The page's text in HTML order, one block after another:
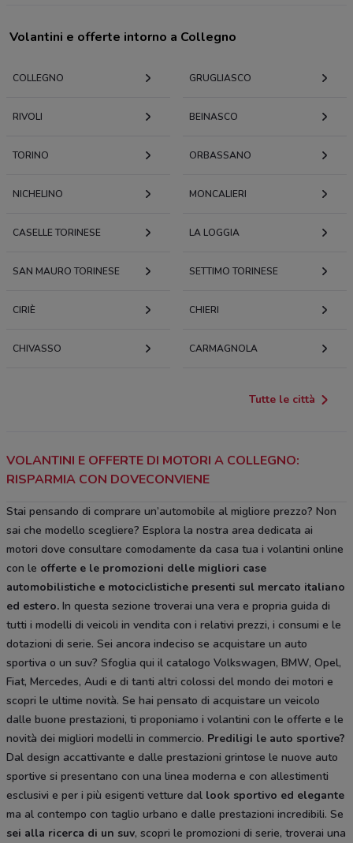
Volantini e offerte intorno a Collegno
COLLEGNO GRUGLIASCO
RIVOLI BEINASCO
TORINO ORBASSANO
NICHELINO MONCALIERI
CASELLE TORINESE LA LOGGIA
SAN MAURO TORINESE SETTIMO TORINESE
CIRIÈ CHIERI
CHIVASSO CARMAGNOLA
Tutte le città
VOLANTINI E OFFERTE DI MOTORI A COLLEGNO:
RISPARMIA CON DOVECONVIENE
Stai pensando di comprare un’automobile al migliore prezzo? Non
sai che modello scegliere? Esplora la nostra area dedicata ai
motori dove consultare comodamente da casa tua i volantini online
con le offerte e le promozioni delle migliori case
automobilistiche e motociclistiche presenti sul mercato italiano
ed estero. In questa sezione troverai una vera e propria guida di
tutti i modelli di veicoli in vendita con i relativi prezzi, i consumi e le
dotazioni di serie. Sei ancora indeciso se acquistare un auto
sportiva o un suv? Sfoglia qui il catalogo Volkswagen, BMW, Opel,
Fiat, Mercedes, Audi e di tanti altri colossi del mondo dei motori e
scopri le ultime novità. Se hai pensato di acquistare un veicolo
dalle buone prestazioni, ti proponiamo i volantini con le offerte e le
novità dei migliori modelli in commercio. Prediligi le auto sportive?
Dal design accattivante e dalle prestazioni grintose le nuove auto
sportive si presentano con una linea moderna e con allestimenti
esclusivi e per i più esigenti vetture dal look sportivo ed elegante
ma al contempo con taglio urbano e dalle prestazioni incredibili. Se
sei alla ricerca di un suv, scopri le promozioni di serie, troverai una